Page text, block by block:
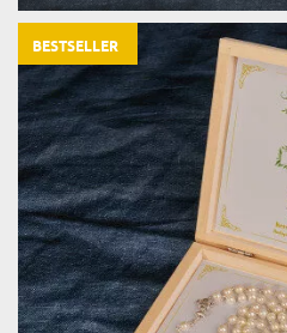
BESTSELLER